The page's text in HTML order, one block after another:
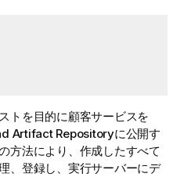
トを目的に顧客サービスを
Artifact Repositoryに公開す
方法により、作成したすべて
、登録し、実行サーバーにデ